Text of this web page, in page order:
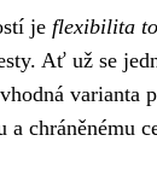
je flexibilita
Ať už se
varianta
a chráněnému